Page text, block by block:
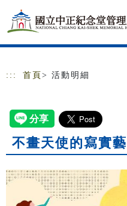
跳到主要內容
網站導覽
::: 首頁 > 活動明細
不畫天使的寫實